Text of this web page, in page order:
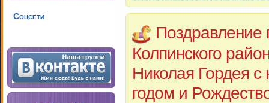
Соцсети
Поздравление
Колпинского
Николая Гордея
годом и